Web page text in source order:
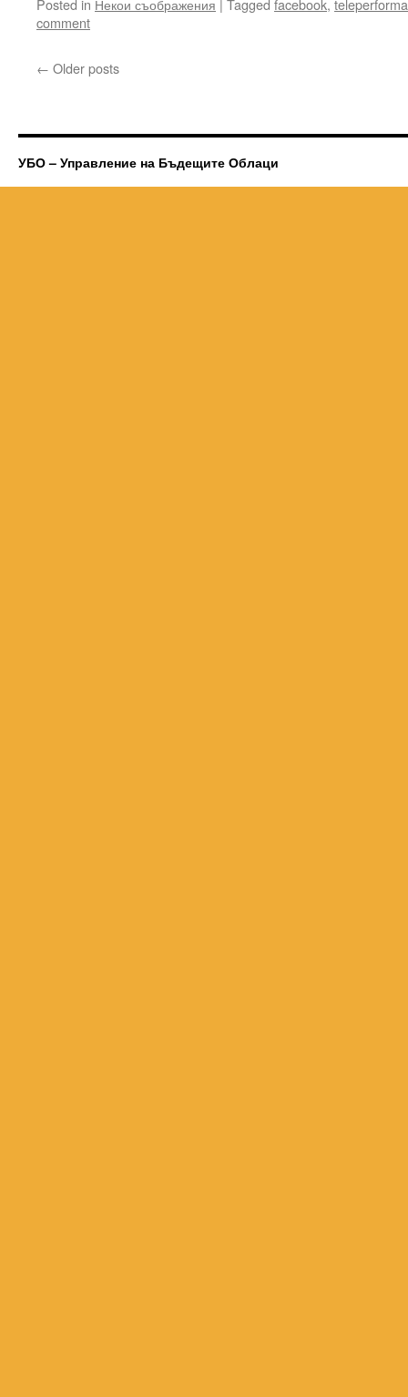
Posted in Некои съображения | Tagged facebook,
comment
← Older posts
УБО – Управление на Бъдещите Облаци